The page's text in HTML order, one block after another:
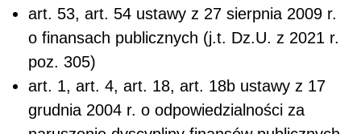
art. 53, art. 54 ustawy z 27 sierpnia 2009 r.
o finansach publicznych (j.t. Dz.U. z 2021 r.
poz. 305)
art. 1, art. 4, art. 18, art. 18b ustawy z 17
grudnia 2004 r. o odpowiedzialności za